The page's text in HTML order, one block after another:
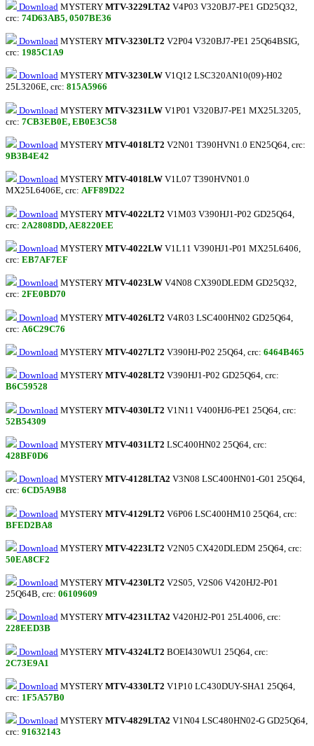
Download MYSTERY MTV-3229LTA2 V4P03 V320BJ7-PE1 GD25Q32,
crc: 74D63AB5, 0507BE36
Download MYSTERY MTV-3230LT2 V2P04 V320BJ7-PE1 25Q64BSIG,
crc: 1985C1A9
Download MYSTERY MTV-3230LW V1Q12 LSC320AN10(09)-H02
25L3206E, crc: 815A5966
Download MYSTERY MTV-3231LW V1P01 V320BJ7-PE1 MX25L3205,
crc: 7CB3EB0E, EB0E3C58
Download MYSTERY MTV-4018LT2 V2N01 T390HVN1.0 EN25Q64, crc:
9B3B4E42
Download MYSTERY MTV-4018LW V1L07 T390HVN01.0
MX25L6406E, crc: AFF89D22
Download MYSTERY MTV-4022LT2 V1M03 V390HJ1-P02 GD25Q64,
crc: 2A2808DD, AE8220EE
Download MYSTERY MTV-4022LW V1L11 V390HJ1-P01 MX25L6406,
crc: EB7AF7EF
Download MYSTERY MTV-4023LW V4N08 CX390DLEDM GD25Q32,
crc: 2FE0BD70
Download MYSTERY MTV-4026LT2 V4R03 LSC400HN02 GD25Q64,
crc: A6C29C76
Download MYSTERY MTV-4027LT2 V390HJ-P02 25Q64, crc: 6464B465
Download MYSTERY MTV-4028LT2 V390HJ1-P02 GD25Q64, crc:
B6C59528
Download MYSTERY MTV-4030LT2 V1N11 V400HJ6-PE1 25Q64, crc:
52B54309
Download MYSTERY MTV-4031LT2 LSC400HN02 25Q64, crc:
428BF0D6
Download MYSTERY MTV-4128LTA2 V3N08 LSC400HN01-G01 25Q64,
crc: 6CD5A9B8
Download MYSTERY MTV-4129LT2 V6P06 LSC400HM10 25Q64, crc:
BFED2BA8
Download MYSTERY MTV-4223LT2 V2N05 CX420DLEDM 25Q64, crc:
50EA8CF2
Download MYSTERY MTV-4230LT2 V2S05, V2S06 V420HJ2-P01
25Q64B, crc: 06109609
Download MYSTERY MTV-4231LTA2 V420HJ2-P01 25L4006, crc:
228EED3B
Download MYSTERY MTV-4324LT2 BOEI430WU1 25Q64, crc:
2C73E9A1
Download MYSTERY MTV-4330LT2 V1P10 LC430DUY-SHA1 25Q64,
crc: 1F5A57B0
Download MYSTERY MTV-4829LTA2 V1N04 LSC480HN02-G GD25Q64,
crc: 91632143